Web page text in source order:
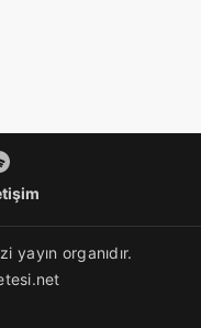
yayın organıdır.